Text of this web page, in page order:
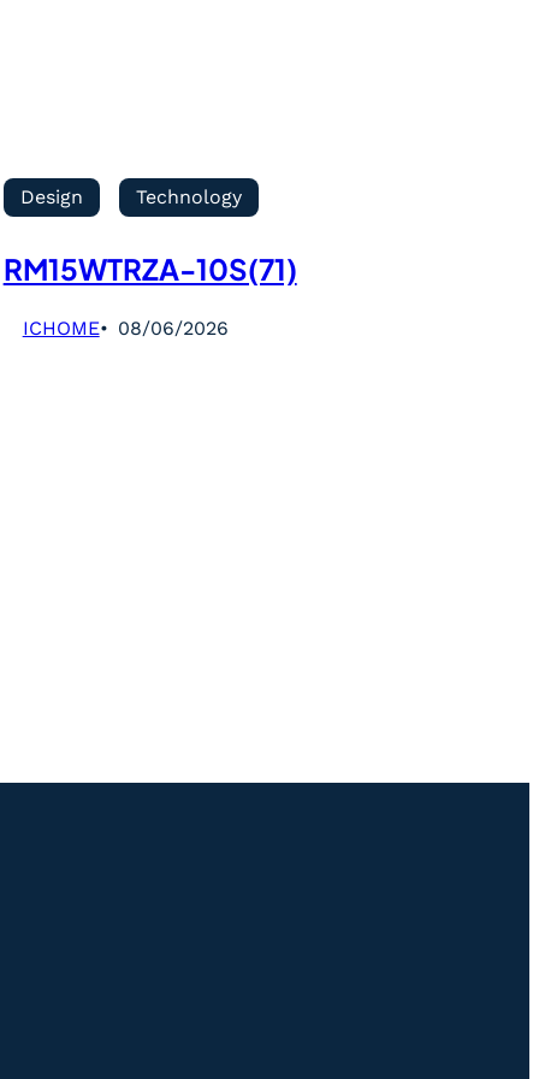
Design Technology
RM15WTRZA-10S(71)
ICHOME 08/06/2026